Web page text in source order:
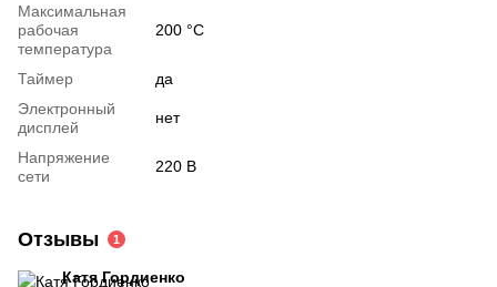
Максимальная
рабочая
температура
200 °C
Таймер
да
Электронный
дисплей
нет
Напряжение
сети
220 В
Отзывы 1
Катя Гордиенко